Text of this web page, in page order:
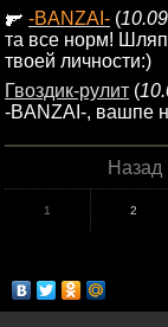
-BANZAI- (
та все норм!
твоей личности:)
Гвоздик-рулит (
-BANZAI-, вашпе
Назад
1 2